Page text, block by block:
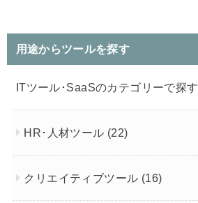
用途からツールを探す
ITツール･SaaSのカテゴリーで探す
HR･人材ツール (22)
クリエイティブツール (16)